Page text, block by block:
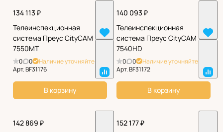
134 113 ₽
Телеинспекционная
система Преус CityCAM
7550МТ
0 0
Наличие уточняйте
Арт.BF31176
В корзину
140 093 ₽
Телеинспекционная
система Преус CityCAM
7540HD
0 0
Наличие уточняйте
Арт.BF31172
В корзину
142 869 ₽
152 177 ₽